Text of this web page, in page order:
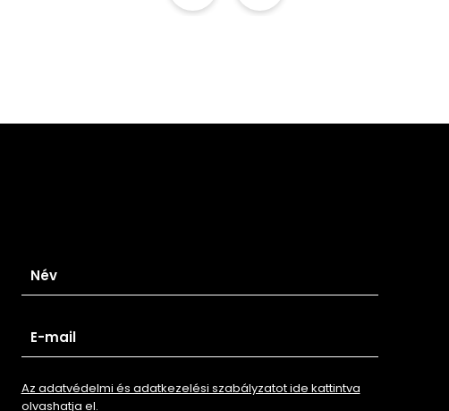
Az adatvédelmi és adatkezelési szabályzatot ide kattintva
olvashatja el.